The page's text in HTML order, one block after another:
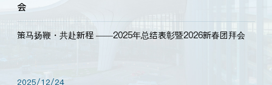
会
策马扬鞭・共赴新程 ——2025年总结表彰暨2026新春团拜会
2025/12/24